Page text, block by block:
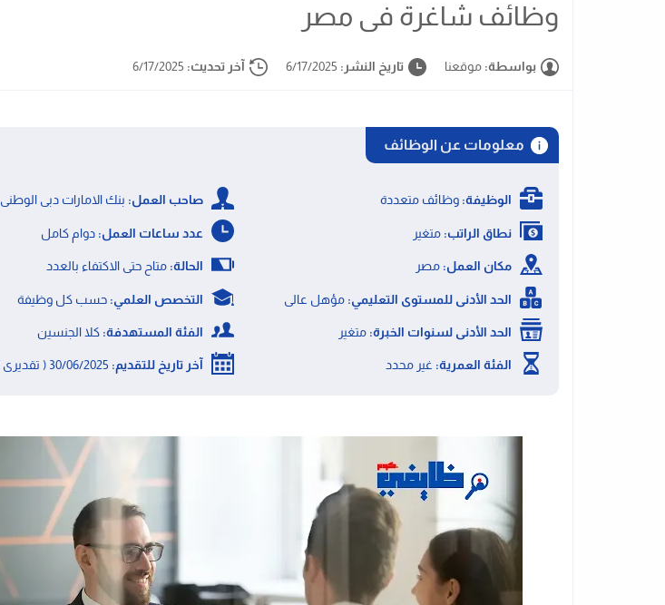
وظائف شاغرة فى مصر
بواسطة: موقعنا تاريخ النشر: 6/17/2025 آخر تحديث: 6/17/2025
معلومات عن الوظائف
الوظيفة: وظائف متعددة صاحب العمل: بنك الامارات دبى الوطنى NBD
نطاق الراتب: متغير عدد ساعات العمل: دوام كامل
مكان العمل: مصر الحالة: متاح حتى الاكتفاء بالعدد
الحد الأدنى للمستوى التعليمي: مؤهل عالى التخصص العلمي: حسب كل وظيفة
الحد الأدنى لسنوات الخبرة: متغير الفئة المستهدفة: كلا الجنسين
الفئة العمرية: غير محدد آخر تاريخ للتقديم: